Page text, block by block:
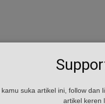
kamu suka artikel ini, follow dan
artikel keren